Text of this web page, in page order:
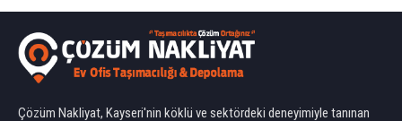
Çözüm Nakliyat, Kayseri'nin köklü ve sektördeki deneyimiyle tanınan